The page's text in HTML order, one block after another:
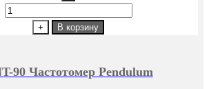
Количество
Частотомер
+ В корзину
90 Частотомер Pendulum